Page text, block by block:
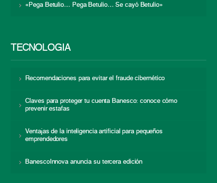
«Pega Betulio… Pega Betulio… Se cayó Betulio»
TECNOLOGÍA
Recomendaciones para evitar el fraude cibernético
Claves para proteger tu cuenta Banesco: conoce cómo
prevenir estafas
Ventajas de la inteligencia artificial para pequeños
emprendedores
BanescoInnova anuncia su tercera edición